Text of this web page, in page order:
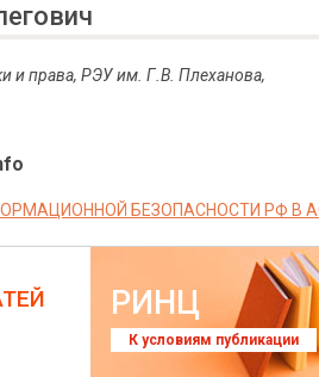
и права, РЭУ им. Г.В. Плеханова,
БЕЗОПАСНОСТИ РФ В
РИНЦ
К условиям публикации